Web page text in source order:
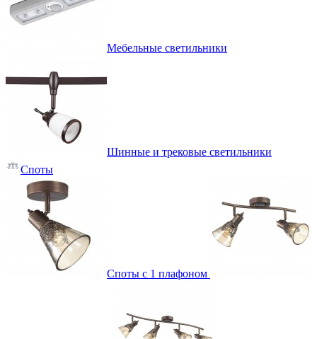
Мебельные светильники
Шинные и трековые светильники
Споты
Споты с 1 плафоном